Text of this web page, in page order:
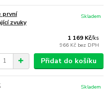
první
zvuky
1 169 Kč/ks
966 Kč bez DPH
Skladem
Přidat do košíku
Skladem